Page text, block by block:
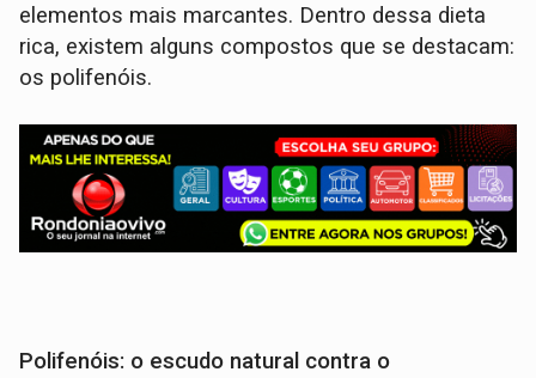
elementos mais marcantes. Dentro dessa dieta
rica, existem alguns compostos que se destacam:
os polifenóis.
Polifenóis: o escudo natural contra o